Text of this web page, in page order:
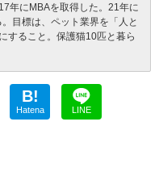
年にMBAを取得した。21年に
目標は、ペット業界を「人と
すること。保護猫10匹と暮ら
B!
Hatena LINE